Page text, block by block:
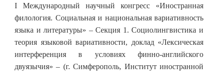
I Международный научный конгресс «Иностранная
филология. Социальная и национальная вариативность
языка и литературы» – Секция 1. Социолингвистика и
теория языковой вариативности, доклад «Лексическая
интерференция в условиях финно-английского
двуязычия» – (г. Симферополь, Институт иностранной